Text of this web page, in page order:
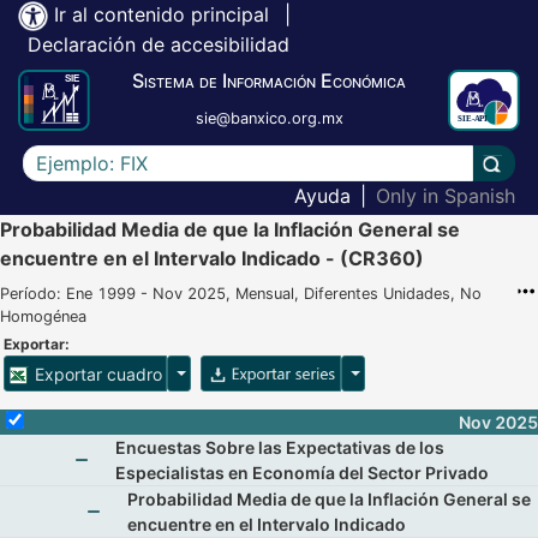
Ir al contenido principal
Declaración de accesibilidad
Sistema de Información Económica
sie@banxico.org.mx
Escriba el texto a buscar
Ayuda
Only in Spanish
Probabilidad Media de que la Inflación General se
encuentre en el Intervalo Indicado - (CR360)
Período: Ene 1999 - Nov 2025, Mensual, Diferentes Unidades, No
Homogénea
Exportar:
Exportar cuadro Opciones para exportar cuadroOpciones para exportar
Selecciona o desmarca todas las series Nov 2025
Mostrar elementos de Encuestas Sobre las
Encuestas Sobre las Expectativas de los
Especialistas en Economía del Sector Privado
Probabilidad Media de que la Inflación General se
encuentre en el Intervalo Indicado